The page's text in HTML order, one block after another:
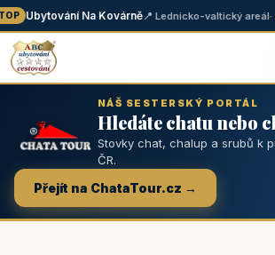
Ubytování Na Kovárně📍 Lednicko-valtický areál·
NÁŠ SESTERSKÝ PORTÁL
Hledáte chatu nebo
Stovky chat, chalup a srubů k
ČR.
Přejít na ChataTour.cz →